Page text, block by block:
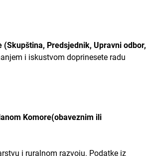
(Skupština, Predsjednik, Upravni odbor,
i iskustvom doprinesete radu
Komore(obaveznim ili
i ruralnom razvoju. Podatke iz